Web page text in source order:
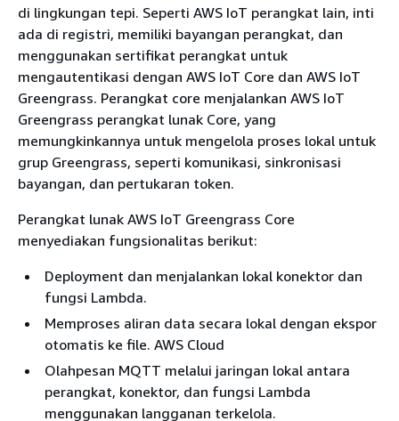
di lingkungan tepi. Seperti AWS IoT perangkat lain, inti
ada di registri, memiliki bayangan perangkat, dan
menggunakan sertifikat perangkat untuk
mengautentikasi dengan AWS IoT Core dan AWS IoT
Greengrass. Perangkat core menjalankan AWS IoT
Greengrass perangkat lunak Core, yang
memungkinkannya untuk mengelola proses lokal untuk
grup Greengrass, seperti komunikasi, sinkronisasi
bayangan, dan pertukaran token.
Perangkat lunak AWS IoT Greengrass Core
menyediakan fungsionalitas berikut:
Deployment dan menjalankan lokal konektor dan
fungsi Lambda.
Memproses aliran data secara lokal dengan ekspor
otomatis ke file. AWS Cloud
Olahpesan MQTT melalui jaringan lokal antara
perangkat, konektor, dan fungsi Lambda
menggunakan langganan terkelola.